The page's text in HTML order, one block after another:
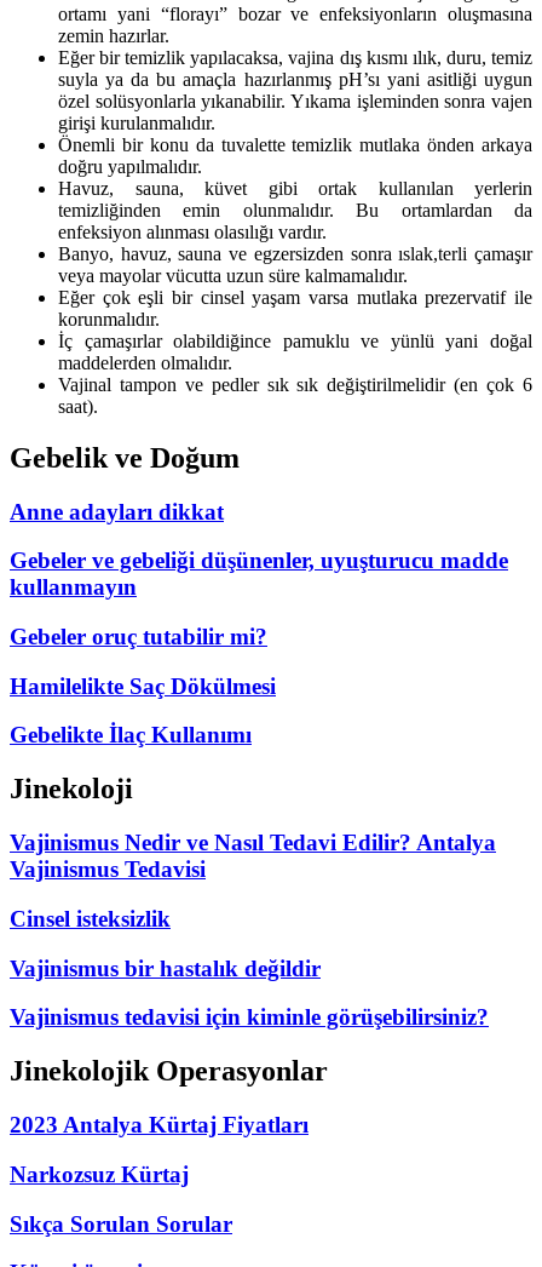
ortamı yani “florayı” bozar ve enfeksiyonların oluşmasına
zemin hazırlar.
Eğer bir temizlik yapılacaksa, vajina dış kısmı ılık, duru, temiz
suyla ya da bu amaçla hazırlanmış pH’sı yani asitliği uygun
özel solüsyonlarla yıkanabilir. Yıkama işleminden sonra vajen
girişi kurulanmalıdır.
Önemli bir konu da tuvalette temizlik mutlaka önden arkaya
doğru yapılmalıdır.
Havuz, sauna, küvet gibi ortak kullanılan yerlerin
temizliğinden emin olunmalıdır. Bu ortamlardan da
enfeksiyon alınması olasılığı vardır.
Banyo, havuz, sauna ve egzersizden sonra ıslak,terli çamaşır
veya mayolar vücutta uzun süre kalmamalıdır.
Eğer çok eşli bir cinsel yaşam varsa mutlaka prezervatif ile
korunmalıdır.
İç çamaşırlar olabildiğince pamuklu ve yünlü yani doğal
maddelerden olmalıdır.
Vajinal tampon ve pedler sık sık değiştirilmelidir (en çok 6
saat).
Gebelik ve Doğum
Anne adayları dikkat
Gebeler ve gebeliği düşünenler, uyuşturucu madde
kullanmayın
Gebeler oruç tutabilir mi?
Hamilelikte Saç Dökülmesi
Gebelikte İlaç Kullanımı
Jinekoloji
Vajinismus Nedir ve Nasıl Tedavi Edilir? Antalya
Vajinismus Tedavisi
Cinsel isteksizlik
Vajinismus bir hastalık değildir
Vajinismus tedavisi için kiminle görüşebilirsiniz?
Jinekolojik Operasyonlar
2023 Antalya Kürtaj Fiyatları
Narkozsuz Kürtaj
Sıkça Sorulan Sorular